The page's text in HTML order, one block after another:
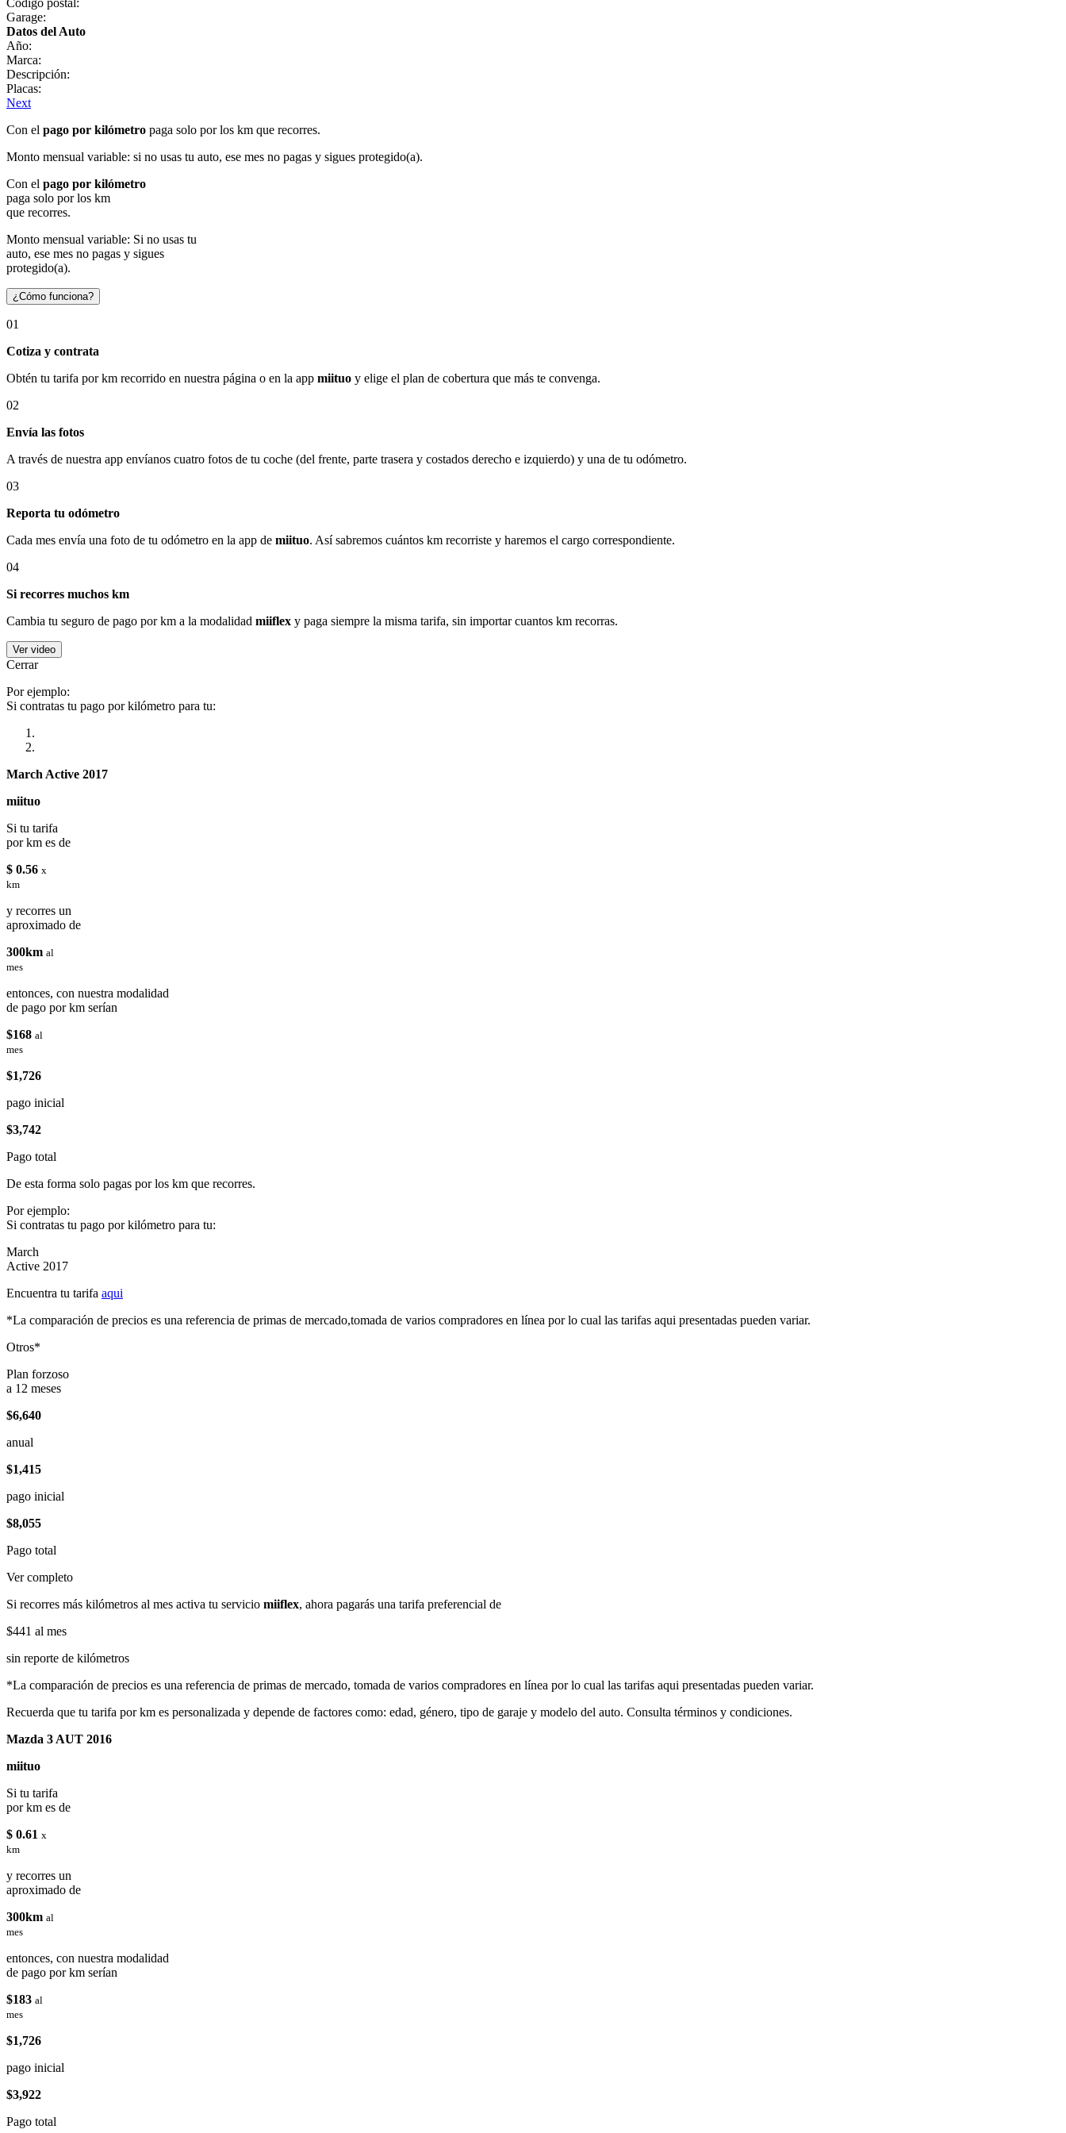
Garage:
Datos del Auto
Año:
Marca:
Descripción:
Placas:
Next
Con el pago por kilómetro paga solo por los km que recorres.
Monto mensual variable: si no usas tu auto, ese mes no pagas y sigues protegido(a).
Con el pago por kilómetro
paga solo por los km
que recorres.
Monto mensual variable: Si no usas tu
auto, ese mes no pagas y sigues
protegido(a).
¿Cómo funciona?
01
Cotiza y contrata
Obtén tu tarifa por km recorrido en nuestra página o en la app miituo y elige el plan de cobertura que más te convenga.
02
Envía las fotos
A través de nuestra app envíanos cuatro fotos de tu coche (del frente, parte trasera y costados derecho e izquierdo) y una de tu odómetro.
03
Reporta tu odómetro
Cada mes envía una foto de tu odómetro en la app de miituo. Así sabremos cuántos km recorriste y haremos el cargo correspondiente.
04
Si recorres muchos km
Cambia tu seguro de pago por km a la modalidad miiflex y paga siempre la misma tarifa, sin importar cuantos km recorras.
Ver video
Cerrar
Por ejemplo:
Si contratas tu pago por kilómetro para tu:
March Active 2017
miituo
Si tu tarifa
por km es de
$ 0.56 x
km
y recorres un
aproximado de
300km al
mes
entonces, con nuestra modalidad
de pago por km serían
$168 al
mes
$1,726
pago inicial
$3,742
Pago total
De esta forma solo pagas por los km que recorres.
Por ejemplo:
Si contratas tu pago por kilómetro para tu:
March
Active 2017
Encuentra tu tarifa aqui
*La comparación de precios es una referencia de primas de mercado,tomada de varios compradores en línea por lo cual las tarifas aqui presentadas pueden variar.
Otros*
Plan forzoso
a 12 meses
$6,640
anual
$1,415
pago inicial
$8,055
Pago total
Ver completo
Si recorres más kilómetros al mes activa tu servicio miiflex, ahora pagarás una tarifa preferencial de
$441 al mes
sin reporte de kilómetros
*La comparación de precios es una referencia de primas de mercado, tomada de varios compradores en línea por lo cual las tarifas aqui presentadas pueden variar.
Recuerda que tu tarifa por km es personalizada y depende de factores como: edad, género, tipo de garaje y modelo del auto. Consulta términos y condiciones.
Mazda 3 AUT 2016
miituo
Si tu tarifa
por km es de
$ 0.61 x
km
y recorres un
aproximado de
300km al
mes
entonces, con nuestra modalidad
de pago por km serían
$183 al
mes
$1,726
pago inicial
$3,922
Pago total